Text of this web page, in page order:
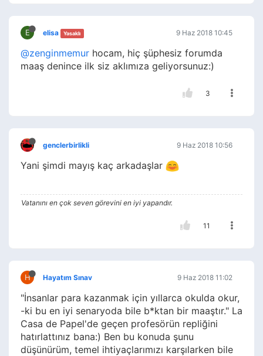
E elisa Yasaklı 9 Haz 2018 10:45
@zenginmemur hocam, hiç şüphesiz forumda
maaş denince ilk siz aklımıza geliyorsunuz:)
3
genclerbirlikli 9 Haz 2018 10:56
Yani şimdi mayış kaç arkadaşlar
Vatanını en çok seven görevini en iyi yapandır.
11
H Hayatım Sınav 9 Haz 2018 11:02
"İnsanlar para kazanmak için yıllarca okulda okur,
-ki bu en iyi senaryoda bile b*ktan bir maaştır." La
Casa de Papel'de geçen profesörün repliğini
hatırlattınız bana:) Ben bu konuda şunu
düşünürüm, temel ihtiyaçlarımızı karşılarken bile